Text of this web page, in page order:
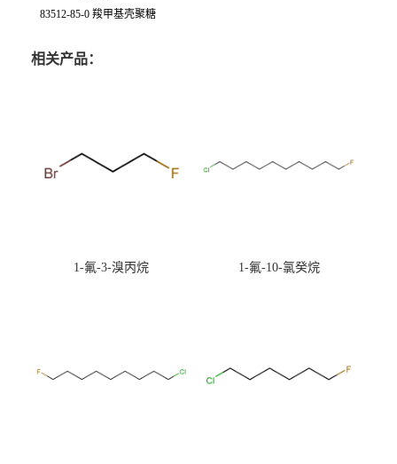
83512-85-0 羧甲基壳聚糖
相关产品：
1-氟-3-溴丙烷 1-氟-10-氯癸烷